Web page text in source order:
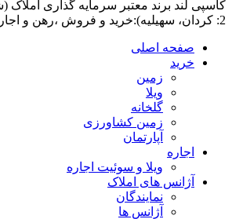
2: کردان، سهیلیه):خرید و فروش ،رهن و اجاره
صفحه اصلی
خرید
زمین
ویلا
گلخانه
زمین کشاورزی
آپارتمان
اجاره
ویلا و سوئیت اجاره
آژانس های املاک
نمایندگان
آژانس ها